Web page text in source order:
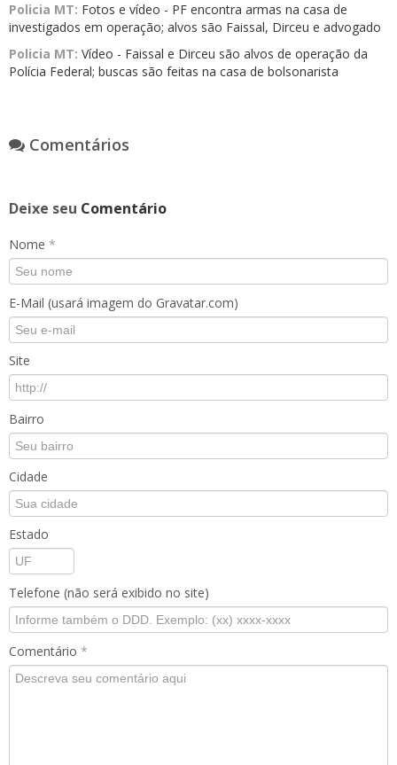
Policia MT: Fotos e vídeo - PF encontra armas na casa de
investigados em operação; alvos são Faissal, Dirceu e advogado
Policia MT: Vídeo - Faissal e Dirceu são alvos de operação da
Polícia Federal; buscas são feitas na casa de bolsonarista
Comentários
Deixe seu Comentário
Nome *
E-Mail (usará imagem do Gravatar.com)
Site
Bairro
Cidade
Estado
Telefone (não será exibido no site)
Comentário *